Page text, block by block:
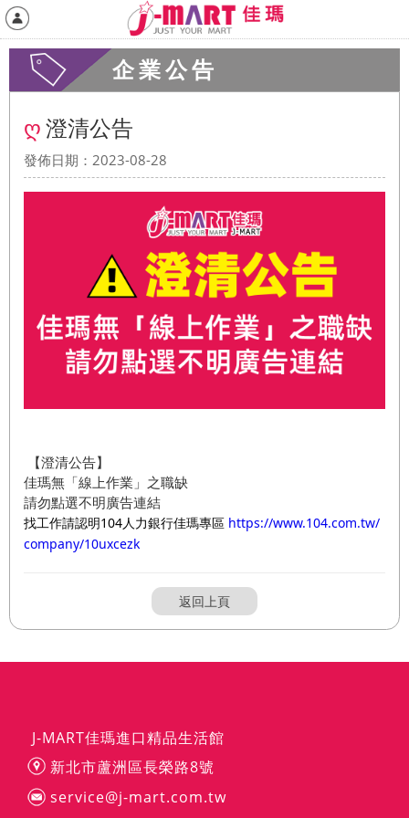
企業公告
澄清公告
發佈日期： 2023-08-28
【澄清公告】
佳瑪無「線上作業」之職缺
請勿點選不明廣告連結
找工作請認明104人力銀行佳瑪專區 https://www.104.com.tw/
company/10uxcezk
返回上頁
J-MART佳瑪進口精品生活館
新北市蘆洲區長榮路8號
service@j-mart.com.tw